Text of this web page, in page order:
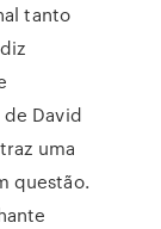
tanto
de David
uma
questão.